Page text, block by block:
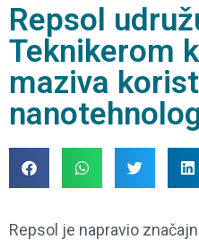
Repsol
Teknikerom
maziva
Repsol je napravio